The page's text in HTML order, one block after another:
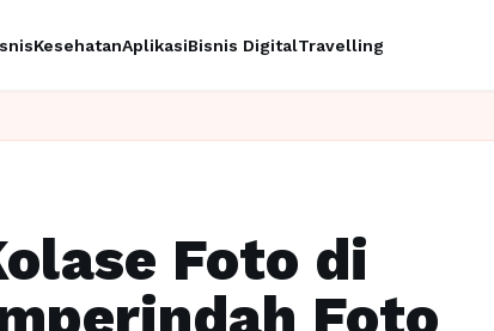
KesehatanAplikasiBisnis DigitalTravelling
Foto di
Foto